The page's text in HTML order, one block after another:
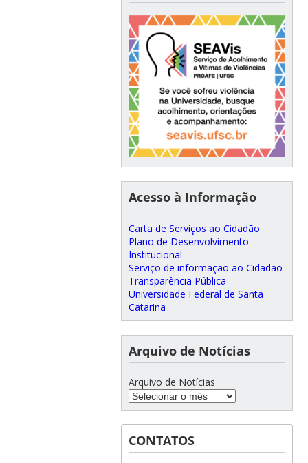
Acesso à Informação
Carta de Serviços ao Cidadão
Plano de Desenvolvimento
Institucional
Serviço de informação ao Cidadão
Transparência Pública
Universidade Federal de Santa
Catarina
Arquivo de Notícias
Arquivo de Notícias
CONTATOS